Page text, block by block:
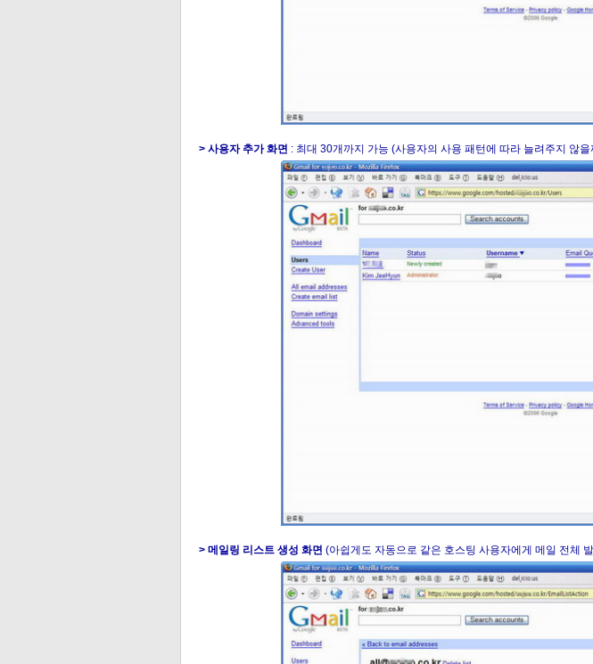
> 사용자 추가 화면 : 최대 30개까지 가능 (사용자의 사용 패턴에 따라 늘려주지 않
> 메일링 리스트 생성 화면 (아쉽게도 자동으로 같은 호스팅 사용자에게 메일 전체